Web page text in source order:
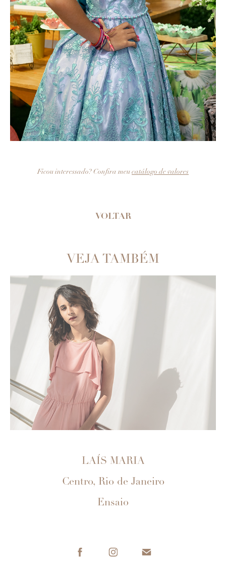
Ficou interessado? Confira meucatálogo de valores
VOLTAR
VEJA TAMBÉM
LAÍS MARIA
Centro, Rio de Janeiro
Ensaio